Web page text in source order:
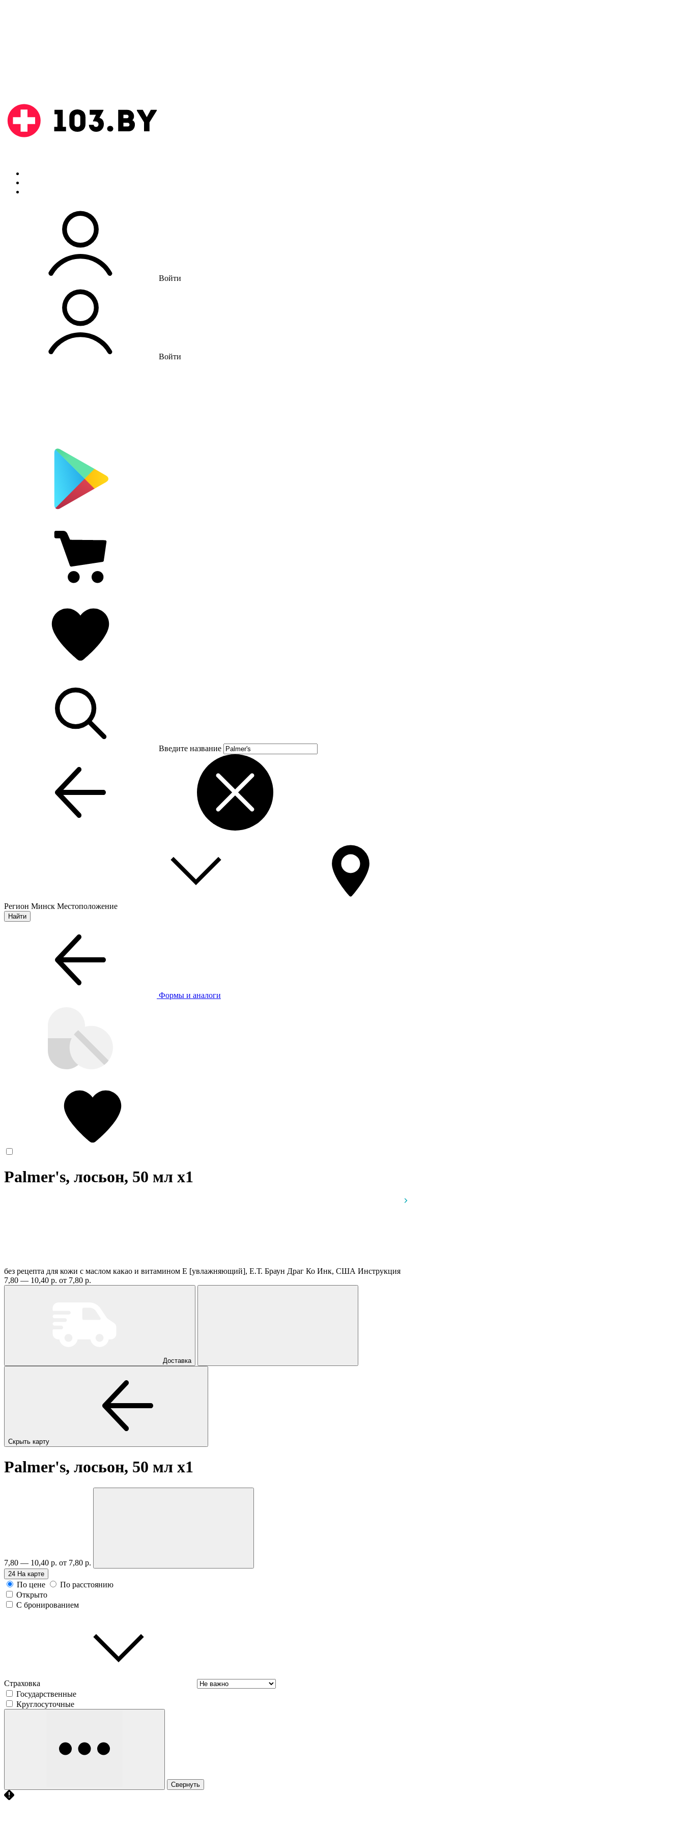
Войти
Войти
Введите название
Регион Минск Местоположение
Формы и аналоги
Palmer's, лосьон, 50 мл x1
без рецепта для кожи с маслом какао и витамином Е [увлажняющий], Е.Т. Браун Драг Ко Инк, США Инструкция
7,80 — 10,40 р. от 7,80 р.
Доставка
Скрыть карту
Palmer's, лосьон, 50 мл x1
7,80 — 10,40 р. от 7,80 р.
24 На карте
По цене
По расстоянию
Открыто
С бронированием
Страховка
Государственные
Круглосуточные
Свернуть